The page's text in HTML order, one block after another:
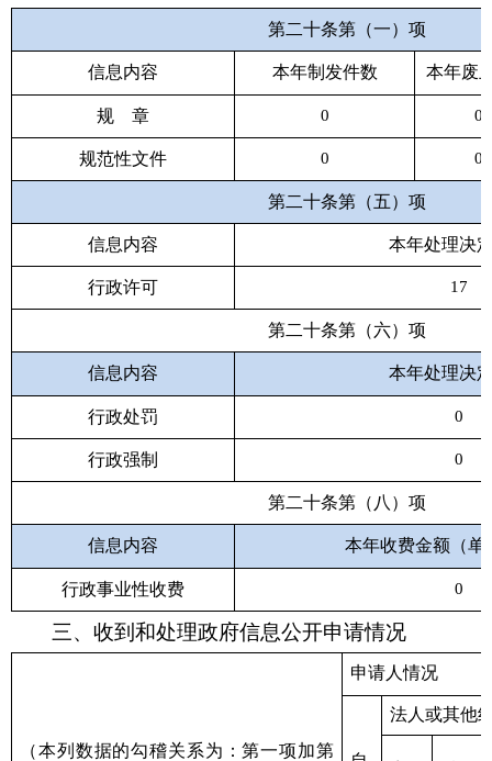
第二十条第（一）项
信息内容 本年制 发件数 本年废
规 章 0 0
规范性文件 0 0
第二十条第（五）项
信息内容 本年处理决
行政许可 17
第二十条第（六）项
信息内容 本年处理决
行政处罚 0
行政强制 0
第二十条第（八）项
信息内容 本年收费金额（单
行政事业性收费 0
三、收到和处理政府信息公开申请情况
（本列数据的勾稽关系为：第一项加第
申请人情况
法人或其他